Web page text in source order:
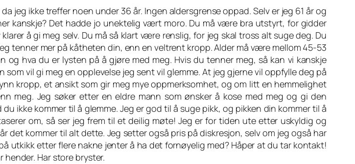
jeg ikke treffer noen under 36 år. Ingen aldersgrense oppad. Selv er jeg 61 år og
kanskje? Det hadde jo unektelig vært moro. Du må være bra utstyrt, for gidder
å gi meg selv. Du må så klart være renslig, for jeg skal tross alt suge deg. Du
tenner mer på kåtheten din, enn en veltrent kropp. Alder må være mellom 45-53
og hva du er lysten på å gjøre med meg. Hvis du tenner meg, så kan vi kanskje
vil gi meg en opplevelse jeg sent vil glemme. At jeg gjerne vil oppfylle deg på
kropp, et ansikt som gir meg mye oppmerksomhet, og om litt en hemmelighet
meg. Jeg søker etter en eldre mann som ønsker å kose med meg og gi den
ikke kommer til å glemme. Jeg er god til å suge pikk, og pikken din kommer til å
om, så ser jeg frem til et deilig møte! Jeg er for tiden ute etter uskyldig og
det kommer til alt dette. Jeg setter også pris på diskresjon, selv om jeg også har
utkikk etter flere nakne jenter å ha det fornøyelig med? Håper at du tar kontakt!
Har store bryster.